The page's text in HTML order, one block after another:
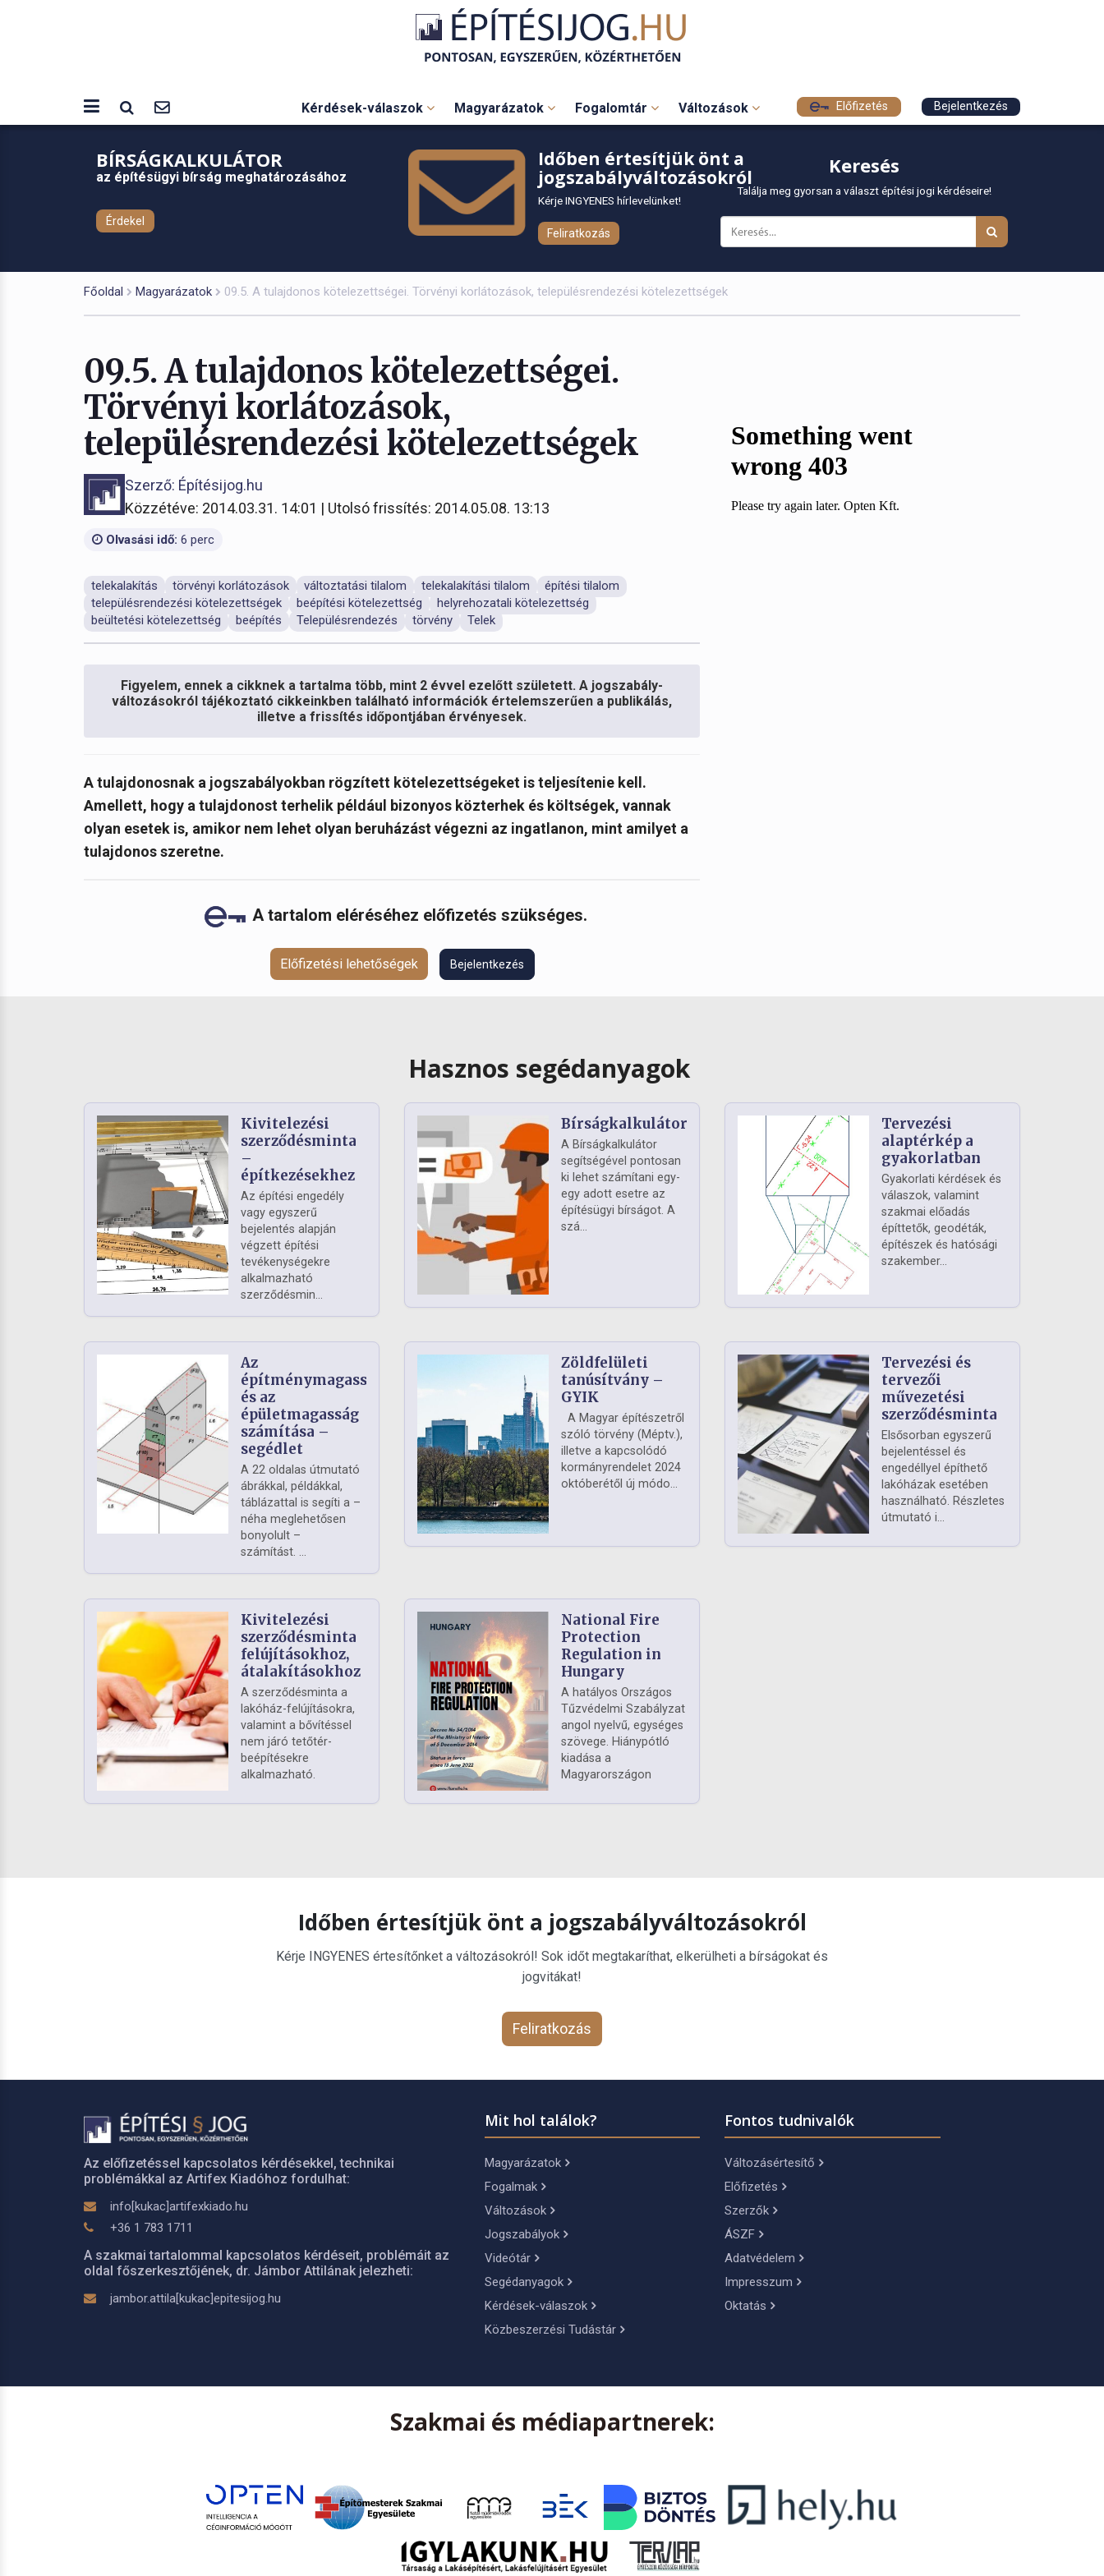
Kérdések-válaszok Magyarázatok Fogalomtár Változások Előfizetés Bejelentkezés
BÍRSÁGKALKULÁTOR
az építésügyi bírság meghatározásához
Érdekel
Időben értesítjük önt a
jogszabályváltozásokról
Kérje INGYENES hírlevelünket!
Feliratkozás
Keresés
Találja meg gyorsan a választ építési jogi kérdéseire!
Főoldal Magyarázatok 09.5. A tulajdonos kötelezettségei. Törvényi korlátozások, településrendezési kötelezettségek
09.5. A tulajdonos kötelezettségei.
Törvényi korlátozások,
településrendezési kötelezettségek
Szerző: Építésijog.hu
Közzétéve: 2014.03.31. 14:01 | Utolsó frissítés: 2014.05.08. 13:13
Olvasási idő: 6 perc
telekalakítás törvényi korlátozások változtatási tilalom telekalakítási tilalom
építési tilalom
településrendezési kötelezettségek
beépítési kötelezettség
helyrehozatali kötelezettség
beültetési kötelezettség
beépítés Településrendezés törvény Telek
Figyelem, ennek a cikknek a tartalma több, mint 2 évvel ezelőtt született. A jogszabály-
változásokról tájékoztató cikkeinkben található információk értelemszerűen a publikálás,
illetve a frissítés időpontjában érvényesek.
A tulajdonosnak a jogszabályokban rögzített kötelezettségeket is teljesítenie kell.
Amellett, hogy a tulajdonost terhelik például bizonyos közterhek és költségek, vannak
olyan esetek is, amikor nem lehet olyan beruházást végezni az ingatlanon, mint amilyet a
tulajdonos szeretne.
A tartalom eléréséhez előfizetés szükséges.
Előfizetési lehetőségek Bejelentkezés
Hasznos segédanyagok
Kivitelezési
szerződésminta
–
építkezésekhez
Az építési engedély
vagy egyszerű
bejelentés alapján
végzett építési
tevékenységekre
alkalmazható
szerződésmin...
Bírságkalkulátor
A Bírságkalkulátor
segítségével pontosan
ki lehet számítani egy-
egy adott esetre az
építésügyi bírságot. A
szá...
Tervezési
alaptérkép a
gyakorlatban
Gyakorlati kérdések és
válaszok, valamint
szakmai előadás
építtetők, geodéták,
építészek és hatósági
szakember...
Az
építménymagasság
és az
épületmagasság
számítása –
segédlet
A 22 oldalas útmutató
ábrákkal, példákkal,
táblázattal is segíti a –
néha meglehetősen
bonyolult –
számítást. ...
Zöldfelületi
tanúsítvány –
GYIK
A Magyar építészetről
szóló törvény (Méptv.),
illetve a kapcsolódó
kormányrendelet 2024
októberétől új módo...
Tervezési és
tervezői
művezetési
szerződésminta
Elsősorban egyszerű
bejelentéssel és
engedéllyel építhető
lakóházak esetében
használható. Részletes
útmutató i...
Kivitelezési
szerződésminta
felújításokhoz,
átalakításokhoz
A szerződésminta a
lakóház-felújításokra,
valamint a bővítéssel
nem járó tetőtér-
beépítésekre
alkalmazható.
National Fire
Protection
Regulation in
Hungary
A hatályos Országos
Tűzvédelmi Szabályzat
angol nyelvű, egységes
szövege. Hiánypótló
kiadása a
Magyarországon
Időben értesítjük önt a jogszabályváltozásokról
Kérje INGYENES értesítőnket a változásokról! Sok időt megtakaríthat, elkerülheti a bírságokat és
jogvitákat!
Feliratkozás
Az előfizetéssel kapcsolatos kérdésekkel, technikai
problémákkal az Artifex Kiadóhoz fordulhat:
info[kukac]artifexkiado.hu
+36 1 783 1711
A szakmai tartalommal kapcsolatos kérdéseit, problémáit az
oldal főszerkesztőjének, dr. Jámbor Attilának jelezheti:
jambor.attila[kukac]epitesijog.hu
Mit hol találok?
Magyarázatok
Fogalmak
Változások
Jogszabályok
Videótár
Segédanyagok
Kérdések-válaszok
Közbeszerzési Tudástár
Fontos tudnivalók
Változásértesítő
Előfizetés
Szerzők
ÁSZF
Adatvédelem
Impresszum
Oktatás
Szakmai és médiapartnerek: